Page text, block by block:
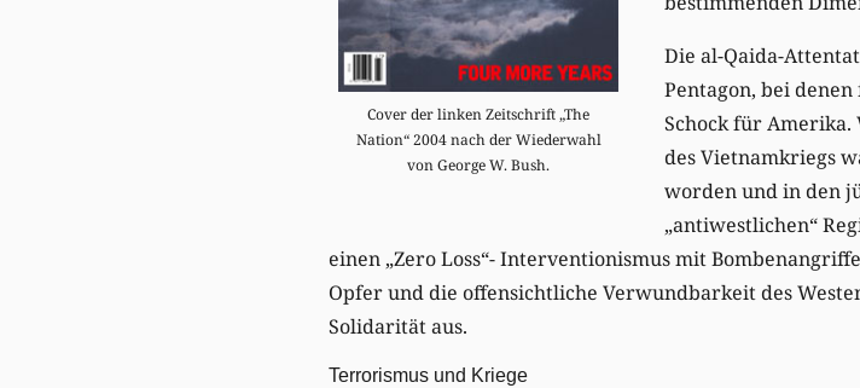
Cover der linken Zeitschrift „The
Nation“ 2004 nach der Wiederwahl
von George W. Bush.
Die al-Qaida-
Pentagon, bei
Schock für
des Vietnamkriegs
worden und in den
„antiwestlichen“
einen „Zero Loss“- Interventionismus mit
Opfer und die offensichtliche Verwundbarkeit des
Solidarität aus.
Terrorismus und Kriege